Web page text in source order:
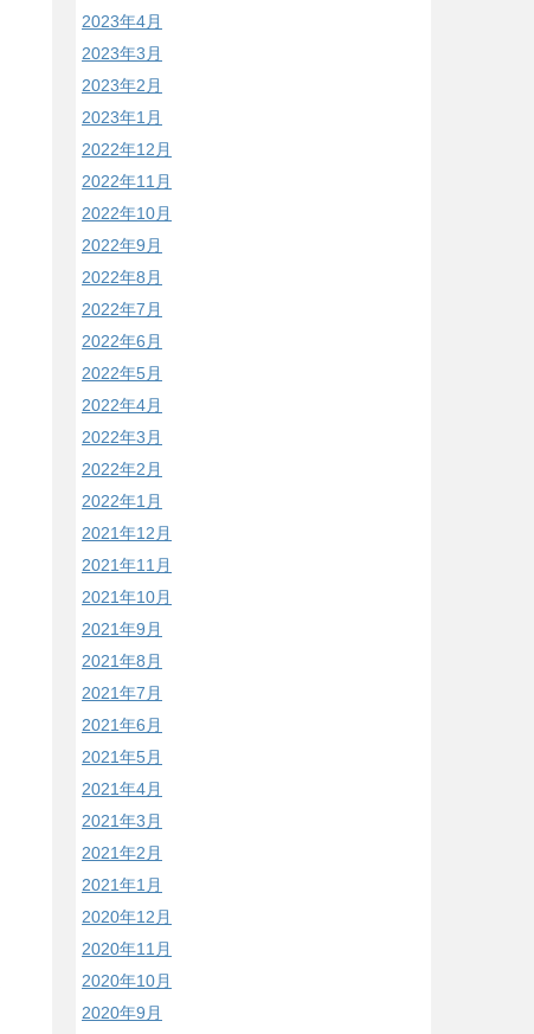
2023年4月
2023年3月
2023年2月
2023年1月
2022年12月
2022年11月
2022年10月
2022年9月
2022年8月
2022年7月
2022年6月
2022年5月
2022年4月
2022年3月
2022年2月
2022年1月
2021年12月
2021年11月
2021年10月
2021年9月
2021年8月
2021年7月
2021年6月
2021年5月
2021年4月
2021年3月
2021年2月
2021年1月
2020年12月
2020年11月
2020年10月
2020年9月